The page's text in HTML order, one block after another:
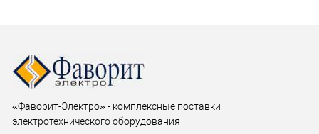
«Фаворит-Электро» - комплексные поставки
электротехнического оборудования